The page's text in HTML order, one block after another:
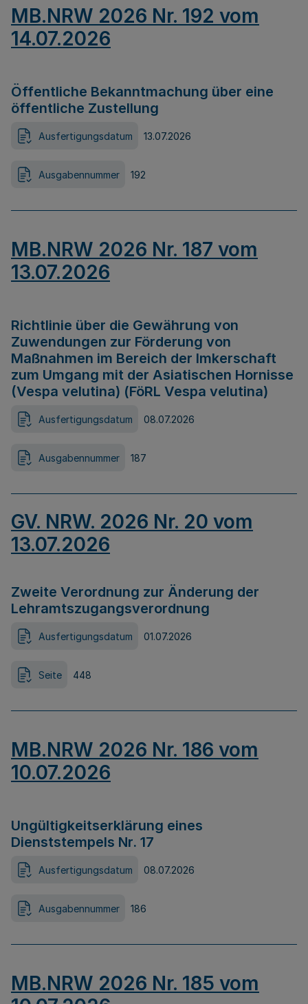
MB.NRW 2026 Nr. 192 vom
14.07.2026
Öffentliche Bekanntmachung über eine
öffentliche Zustellung
Ausfertigungsdatum 13.07.2026
Ausgabennummer 192
MB.NRW 2026 Nr. 187 vom
13.07.2026
Richtlinie über die Gewährung von
Zuwendungen zur Förderung von
Maßnahmen im Bereich der Imkerschaft
zum Umgang mit der Asiatischen Hornisse
(Vespa velutina) (FöRL Vespa velutina)
Ausfertigungsdatum 08.07.2026
Ausgabennummer 187
GV. NRW. 2026 Nr. 20 vom
13.07.2026
Zweite Verordnung zur Änderung der
Lehramtszugangsverordnung
Ausfertigungsdatum 01.07.2026
Seite 448
MB.NRW 2026 Nr. 186 vom
10.07.2026
Ungültigkeitserklärung eines
Dienststempels Nr. 17
Ausfertigungsdatum 08.07.2026
Ausgabennummer 186
MB.NRW 2026 Nr. 185 vom